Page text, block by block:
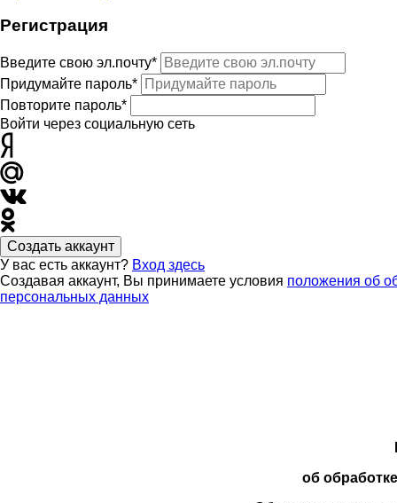
Регистрация
Введите свою эл.почту*
Придумайте пароль*
Повторите пароль*
Войти через социальную сеть
Создать аккаунт
У вас есть аккаунт? Вход здесь
Создавая аккаунт, Вы принимаете условия положения об
персональных данных
об